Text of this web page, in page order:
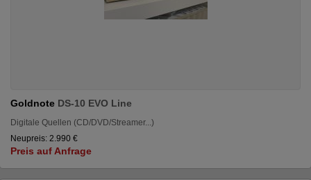
Goldnote DS-10 EVO Line
Digitale Quellen (CD/DVD/Streamer...)
Neupreis: 2.990 €
Preis auf Anfrage